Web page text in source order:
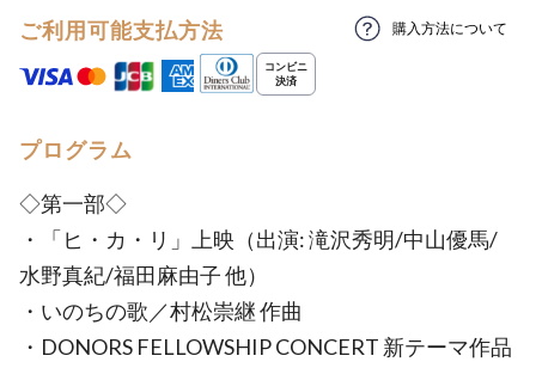
ご利用可能支払方法 購入方法について
プログラム
◇第一部◇
・「ヒ・カ・リ」上映（出演: 滝沢秀明/中山優馬/
水野真紀/福田麻由子 他）
・いのちの歌／村松崇継 作曲
・DONORS FELLOWSHIP CONCERT 新テーマ作品